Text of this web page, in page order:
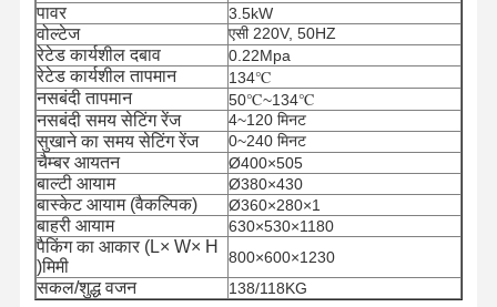
पावर 3.5kW
वोल्टेज एसी 220V, 50HZ
रेटेड कार्यशील दबाव 0.22Mpa
रेटेड कार्यशील तापमान 134℃
नसबंदी तापमान 50℃~134℃
नसबंदी समय सेटिंग रेंज 4~120 मिनट
सुखाने का समय सेटिंग रेंज 0~240 मिनट
चैम्बर आयतन Ø400×505
बाल्टी आयाम Ø380×430
बास्केट आयाम (वैकल्पिक) Ø360×280×1
बाहरी आयाम 630×530×1180
पैकिंग का आकार (L× W× H
)मिमी
800×600×1230
सकल/शुद्ध वजन 138/118KG